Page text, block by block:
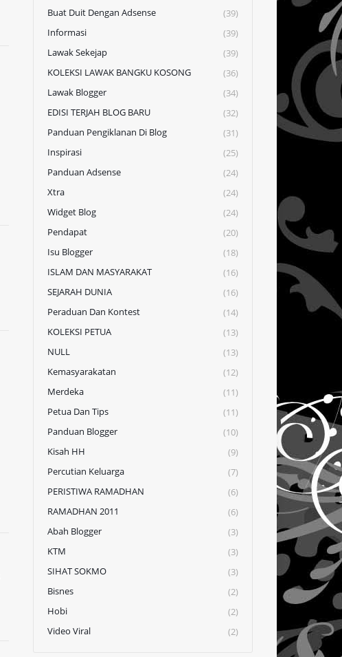
Buat Duit Dengan Adsense
(39)
Informasi
(39)
Lawak Sekejap
(39)
KOLEKSI LAWAK BANGKU KOSONG
(36)
Lawak Blogger
(34)
EDISI TERJAH BLOG BARU
(32)
Panduan Pengiklanan Di Blog
(31)
Inspirasi
(25)
Panduan Adsense
(24)
Xtra
(24)
Widget Blog
(24)
Pendapat
(20)
Isu Blogger
(18)
ISLAM DAN MASYARAKAT
(16)
SEJARAH DUNIA
(16)
Peraduan Dan Kontest
(14)
KOLEKSI PETUA
(13)
NULL
(13)
Kemasyarakatan
(12)
Merdeka
(11)
Petua Dan Tips
(11)
Panduan Blogger
(10)
Kisah HH
(9)
Percutian Keluarga
(7)
PERISTIWA RAMADHAN
(6)
RAMADHAN 2011
(6)
Abah Blogger
(3)
KTM
(3)
SIHAT SOKMO
(3)
Bisnes
(2)
Hobi
(2)
Video Viral
(2)